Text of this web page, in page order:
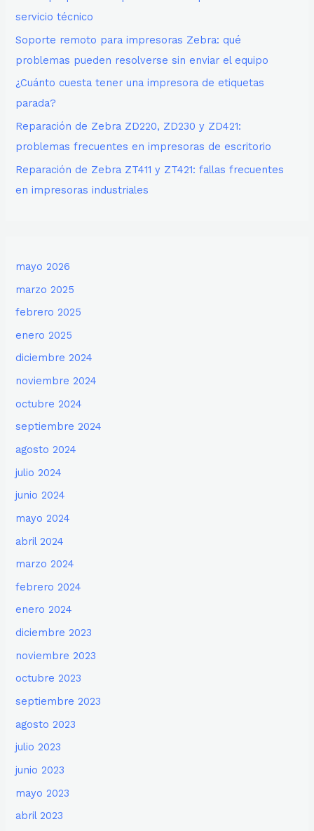
servicio técnico
Soporte remoto para impresoras Zebra: qué
problemas pueden resolverse sin enviar el equipo
¿Cuánto cuesta tener una impresora de etiquetas
parada?
Reparación de Zebra ZD220, ZD230 y ZD421:
problemas frecuentes en impresoras de escritorio
Reparación de Zebra ZT411 y ZT421: fallas frecuentes
en impresoras industriales
mayo 2026
marzo 2025
febrero 2025
enero 2025
diciembre 2024
noviembre 2024
octubre 2024
septiembre 2024
agosto 2024
julio 2024
junio 2024
mayo 2024
abril 2024
marzo 2024
febrero 2024
enero 2024
diciembre 2023
noviembre 2023
octubre 2023
septiembre 2023
agosto 2023
julio 2023
junio 2023
mayo 2023
abril 2023